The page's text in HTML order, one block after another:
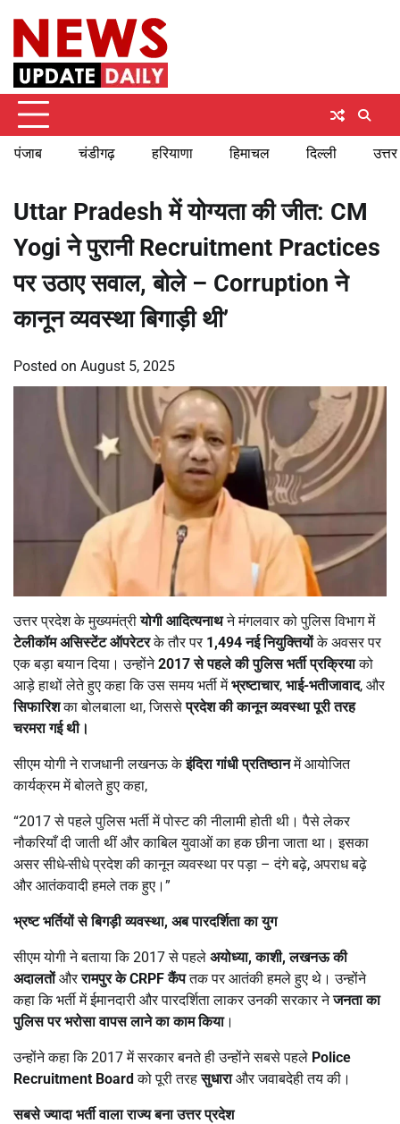
content
पंजाब चंडीगढ़ हरियाणा हिमाचल दिल्ली
Uttar Pradesh में योग्यता की जीत: CM
Yogi ने पुरानी Recruitment Practices
पर उठाए सवाल, बोले – Corruption ने
कानून व्यवस्था बिगाड़ी थी’
Posted on August 5, 2025
उत्तर प्रदेश के मुख्यमंत्रीयोगी आदित्यनाथने मंगलवार को पुलिस विभाग में
टेलीकॉम असिस्टेंट ऑपरेटरके तौर पर 1,494नई नियुक्तियोंके अवसर पर
एक बड़ा बयान दिया। उन्होंने2017से पहले की पुलिस भर्ती प्रक्रियाको
आड़े हाथों लेते हुए कहा कि उस समय भर्ती मेंभ्रष्टाचार, भाई-भतीजावाद, और
सिफारिशका बोलबाला था, जिससेप्रदेश की कानून व्यवस्था पूरी तरह
चरमरा गई थी।
सीएम योगी ने राजधानी लखनऊ केइंदिरा गांधी प्रतिष्ठानमें आयोजित
कार्यक्रम में बोलते हुए कहा,
“2017 से पहले पुलिस भर्ती में पोस्ट की नीलामी होती थी। पैसे लेकर
नौकरियाँ दी जाती थीं और काबिल युवाओं का हक छीना जाता था। इसका
असर सीधे-सीधे प्रदेश की कानून व्यवस्था पर पड़ा – दंगे बढ़े, अपराध बढ़े
और आतंकवादी हमले तक हुए।”
भ्रष्ट भर्तियों से बिगड़ी व्यवस्था, अब पारदर्शिता का युग
सीएम योगी ने बताया कि 2017 से पहले अयोध्या,काशी,लखनऊ की
अदालतोंऔररामपुर केCRPFकैंपतक पर आतंकी हमले हुए थे। उन्होंने
कहा कि भर्ती में ईमानदारी और पारदर्शिता लाकर उनकी सरकार नेजनता का
पुलिस पर भरोसा वापस लाने का काम किया।
उन्होंने कहा कि 2017 में सरकार बनते ही उन्होंने सबसे पहले Police
Recruitment Boardको पूरी तरहसुधाराऔर जवाबदेही तय की।
सबसे ज्यादा भर्ती वाला राज्य बना उत्तर प्रदेश